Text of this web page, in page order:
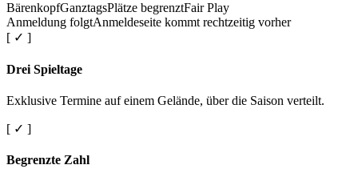
BärenkopfGanztagsPlätze begrenztFair Play
Anmeldung folgtAnmeldeseite kommt rechtzeitig vorher
[ ✓ ]
Drei Spieltage
Exklusive Termine auf einem Gelände, über die Saison verteilt.
[ ✓ ]
Begrenzte Zahl